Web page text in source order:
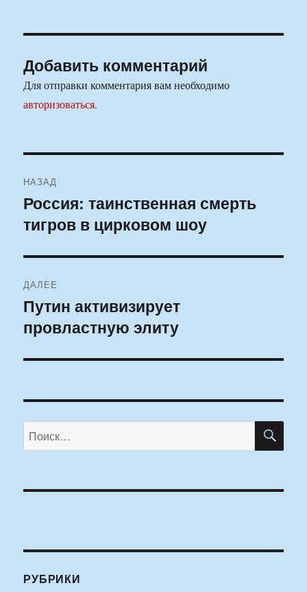
Добавить комментарий
Для отправки комментария вам необходимо
авторизоваться.
по
записям
НАЗАД
Предыдущая
запись:
Россия: таинственная смерть
тигров в цирковом шоу
ДАЛЕЕ
Следующая
запись:
Путин активизирует
провластную элиту
Искать:
РУБРИКИ